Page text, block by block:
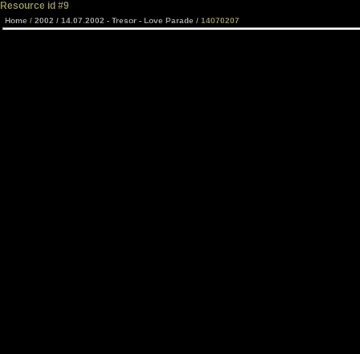
Resource id #9
Home / 2002 / 14.07.2002 - Tresor - Love Parade / 14070207